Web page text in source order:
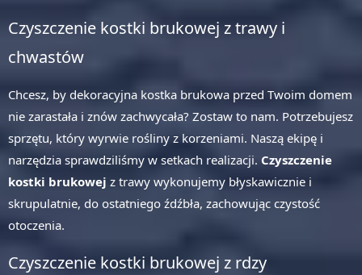
Czyszczenie kostki brukowej z trawy i
chwastów
Chcesz, by dekoracyjna kostka brukowa przed Twoim domem
nie zarastała i znów zachwycała? Zostaw to nam. Potrzebujesz
sprzętu, który wyrwie rośliny z korzeniami. Naszą ekipę i
narzędzia sprawdziliśmy w setkach realizacji. Czyszczenie
kostki brukowej z trawy wykonujemy błyskawicznie i
skrupulatnie, do ostatniego źdźbła, zachowując czystość
otoczenia.
Czyszczenie kostki brukowej z rdzy